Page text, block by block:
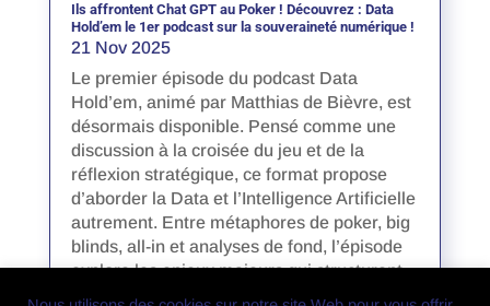
Ils affrontent Chat GPT au Poker ! Découvrez : Data
Hold’em le 1er podcast sur la souveraineté numérique !
21 Nov 2025
Le premier épisode du podcast Data
Hold’em, animé par Matthias de Bièvre, est
désormais disponible. Pensé comme une
discussion à la croisée du jeu et de la
réflexion stratégique, ce format propose
d’aborder la Data et l’Intelligence Artificielle
autrement. Entre métaphores de poker, big
blinds, all-in et analyses de fond, l’épisode
explore les enjeux majeurs qui structurent
aujourd’hui le numérique européen.